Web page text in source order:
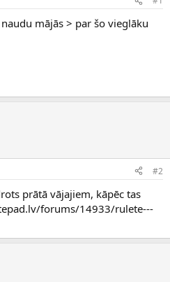
mājās > par šo vieglāku
#2
prātā vājajiem, kāpēc tas
forums/14933/rulete---